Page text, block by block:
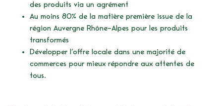
des produits via un agrément
Au moins 80% de la matière première issue de la
région Auvergne Rhône-Alpes pour les produits
transformés
Développer l’offre locale dans une majorité de
commerces pour mieux répondre aux attentes de
tous.